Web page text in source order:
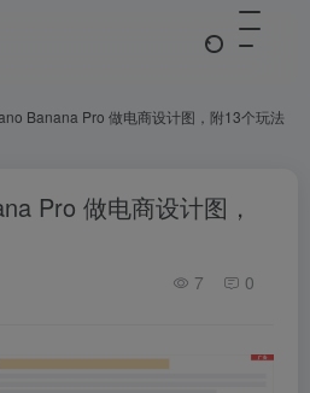
Banana Pro 做电商设计图，附13个玩法
Pro 做电商设计图，
7 0